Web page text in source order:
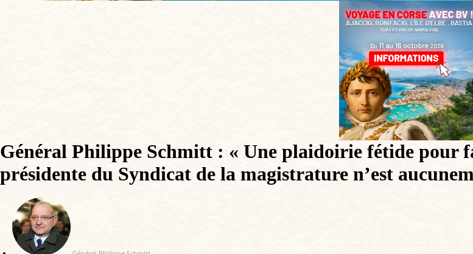
Général Philippe Schmitt : « Une plaidoirie fétide pour
présidente du Syndicat de la magistrature n’est